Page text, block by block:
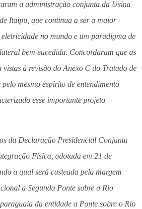
a administração conjunta da Usina
Itaipu, que continua a ser a maior
no mundo e um paradigma de
bem-sucedida. Concordaram que as
vistas à revisão do Anexo C do Tratado de
mesmo espírito de entendimento
esse importante projeto
da Declaração Presidencial Conjunta
Física, adotada em 21 de
a qual será custeada pela margem
a Segunda Ponte sobre o Rio
da entidade a Ponte sobre o Rio